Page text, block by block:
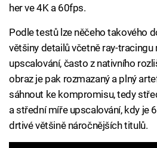
her ve 4K a 60fps.
Podle testů lze něčeho takového
většiny detailů včetně ray-tracingu
upscalování, často z nativního
obraz je pak rozmazaný a plný
sáhnout ke kompromisu, tedy
a střední míře upscalování, kdy je
drtivé většině náročnějších titulů.